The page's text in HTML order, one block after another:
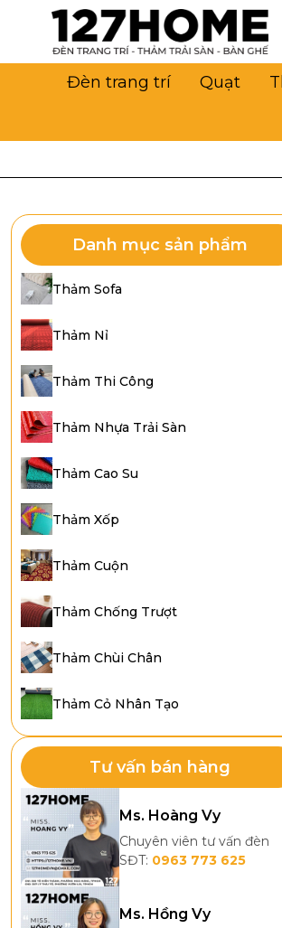
Đèn trang trí Quạt
Danh mục sản phẩm
Thảm Sofa
Thảm Nỉ
Thảm Thi Công
Thảm Nhựa Trải Sàn
Thảm Cao Su
Thảm Xốp
Thảm Cuộn
Thảm Chống Trượt
Thảm Chùi Chân
Thảm Cỏ Nhân Tạo
Tư vấn bán hàng
Ms. Hoàng Vy
Chuyên viên tư vấn đèn
SĐT: 0963 773 625
Ms. Hồng Vy